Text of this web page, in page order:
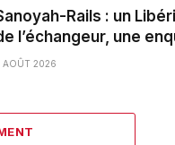
Rails : un
l’échangeur, une
AOÛT 2026